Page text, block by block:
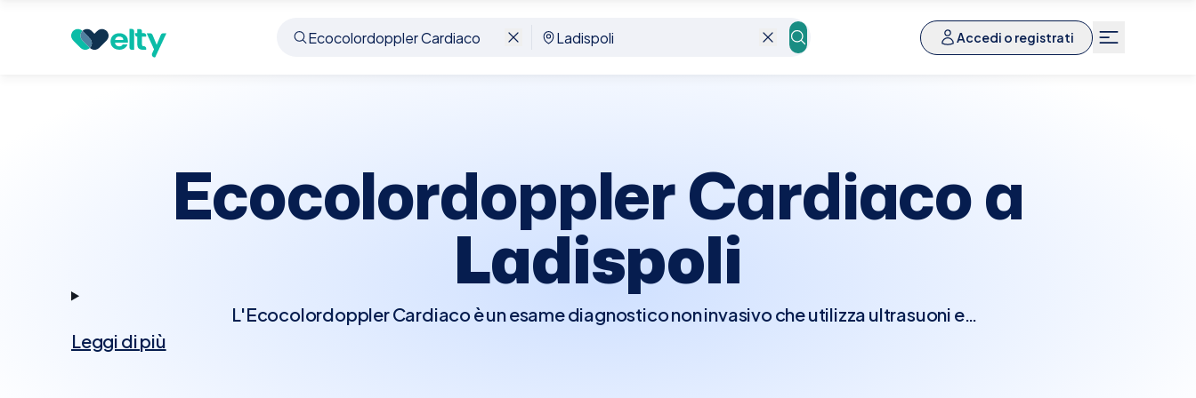
Accedi o registrati
Prenota visita Ecocolordoppler Cardiaco Ladispoli
Ecocolordoppler Cardiaco a
Ladispoli
L'Ecocolordoppler Cardiaco è un esame diagnostico non invasivo che utilizza ultrasuoni e
Leggi di più